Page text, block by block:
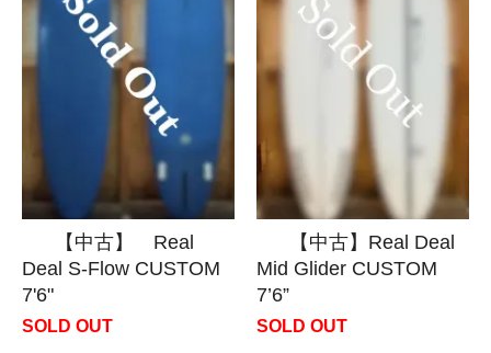
【中古】 Real
Deal S-Flow CUSTOM
7'6"
SOLD OUT
【中古】Real Deal
Mid Glider CUSTOM
7’6”
SOLD OUT